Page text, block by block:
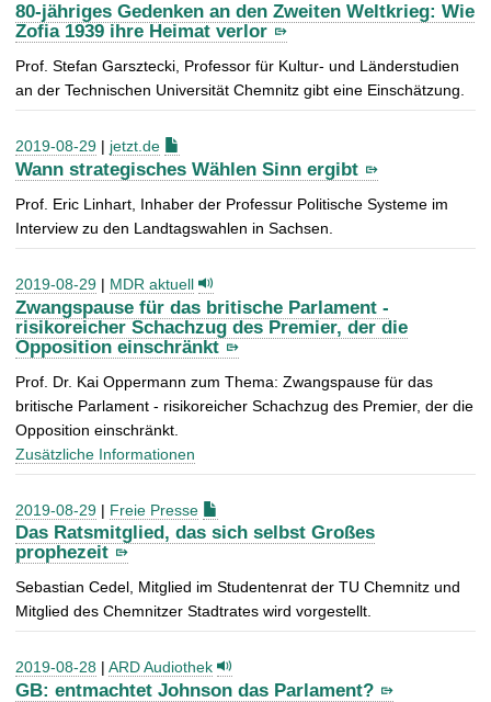
80-jähriges Gedenken an den Zweiten Weltkrieg: Wie
Zofia 1939 ihre Heimat verlor
Prof. Stefan Garsztecki, Professor für Kultur- und Länderstudien
an der Technischen Universität Chemnitz gibt eine Einschätzung.
2019-08-29 | jetzt.de
Wann strategisches Wählen Sinn ergibt
Prof. Eric Linhart, Inhaber der Professur Politische Systeme im
Interview zu den Landtagswahlen in Sachsen.
2019-08-29 | MDR aktuell
Zwangspause für das britische Parlament -
risikoreicher Schachzug des Premier, der die
Opposition einschränkt
Prof. Dr. Kai Oppermann zum Thema: Zwangspause für das
britische Parlament - risikoreicher Schachzug des Premier, der die
Opposition einschränkt.
Zusätzliche Informationen
2019-08-29 | Freie Presse
Das Ratsmitglied, das sich selbst Großes
prophezeit
Sebastian Cedel, Mitglied im Studentenrat der TU Chemnitz und
Mitglied des Chemnitzer Stadtrates wird vorgestellt.
2019-08-28 | ARD Audiothek
GB: entmachtet Johnson das Parlament?